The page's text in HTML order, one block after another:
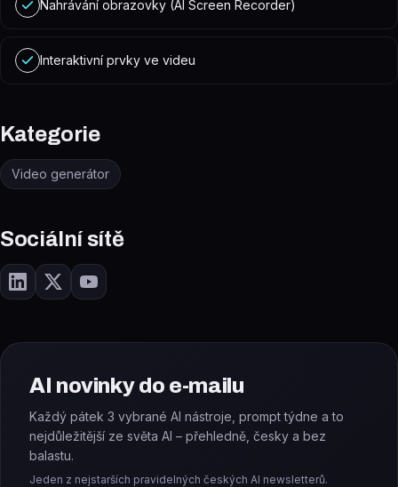
Nahrávání obrazovky (AI Screen Recorder)
Interaktivní prvky ve videu
Kategorie
Video generátor
Sociální sítě
AI novinky do e-mailu
Každý pátek 3 vybrané AI nástroje, prompt týdne a to
nejdůležitější ze světa AI – přehledně, česky a bez
balastu.
Jeden z nejstarších pravidelných českých AI newsletterů.